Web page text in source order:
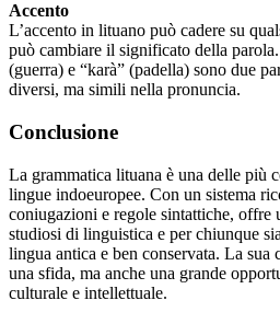
Accento
L’accento in lituano può cadere su
può cambiare il significato della
(guerra) e “karà” (padella) sono due
diversi, ma simili nella pronuncia.
Conclusione
La grammatica lituana è una delle più
lingue indoeuropee. Con un sistema
coniugazioni e regole sintattiche, offre
studiosi di linguistica e per chiunque
lingua antica e ben conservata. La sua
una sfida, ma anche una grande
culturale e intellettuale.